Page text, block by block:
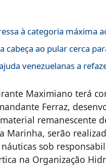
à categoria máxima
cabeça ao pular cerca
venezuelanas a
Maximiano terá
Ferraz,
remanescente
Marinha, serão
sob
na Organização